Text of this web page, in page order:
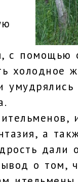
с
холодное
а
дали
о том,